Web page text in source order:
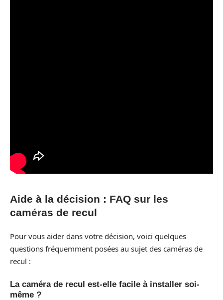
Aide à la décision : FAQ sur les
caméras de recul
Pour vous aider dans votre décision, voici quelques
questions fréquemment posées au sujet des caméras de
recul :
La caméra de recul est-elle facile à installer soi-
même ?